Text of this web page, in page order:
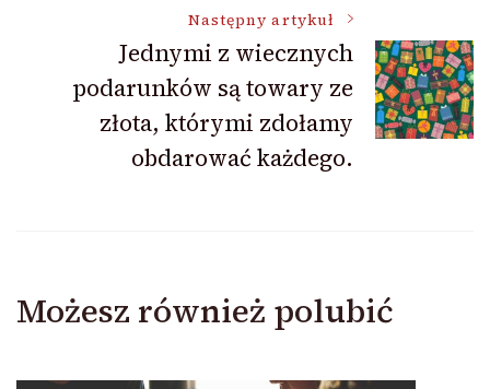
Następny artykuł
Jednymi z wiecznych
podarunków są towary ze
złota, którymi zdołamy
obdarować każdego.
Możesz również polubić